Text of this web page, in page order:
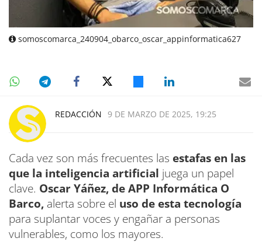
somoscomarca_240904_obarco_oscar_appinformatica627
REDACCIÓN 9 DE MARZO DE 2025, 19:25
Cada vez son más frecuentes las estafas en las
que la inteligencia artificial juega un papel
clave. Oscar Yáñez, de APP Informática O
Barco, alerta sobre el uso de esta tecnología
para suplantar voces y engañar a personas
vulnerables, como los mayores.